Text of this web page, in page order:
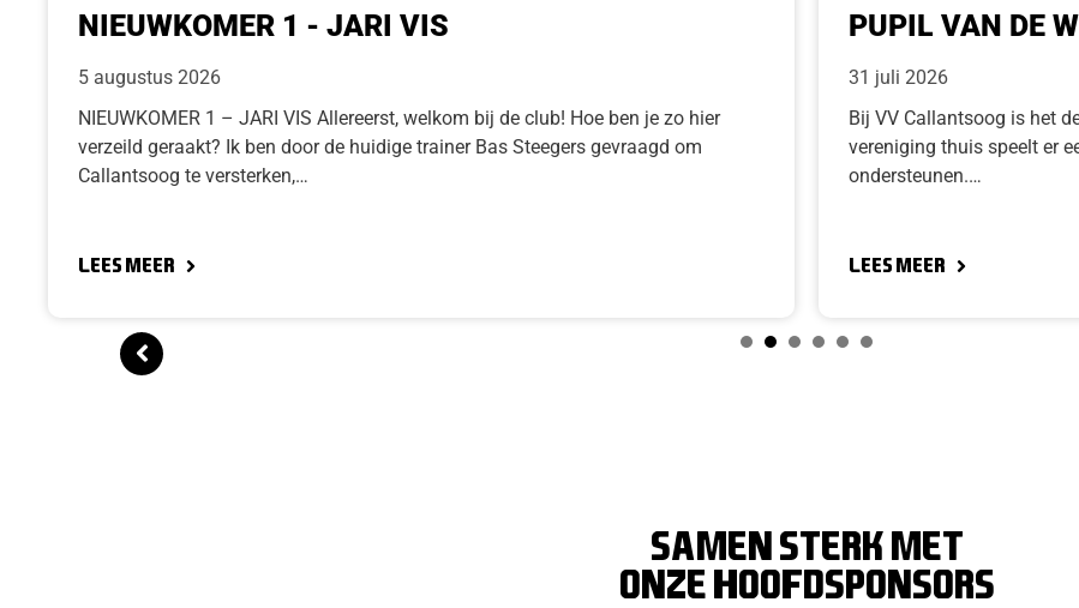
NIEUWKOMER 1 - JARI VIS
5 augustus 2026
NIEUWKOMER 1 – JARI VIS Allereerst, welkom bij de club! Hoe ben je zo hier
verzeild geraakt? Ik ben door de huidige trainer Bas Steegers gevraagd om
Callantsoog te versterken,…
Lees meer
PUPIL VAN DE
31 juli 2026
Bij VV Callantsoog is het
vereniging thuis speelt er
ondersteunen.…
Lees meer
SAMEN STERK MET
ONZE hoofdsponsors